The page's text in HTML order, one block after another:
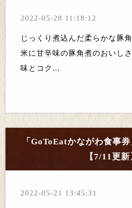
2022-05-28 11:18:12
じっくり煮込んだ柔らかな豚
米に甘辛味の豚角煮のおいし
味とコク...
「GoToEatかながわ食事
【7/11更新
2022-05-21 13:45:31